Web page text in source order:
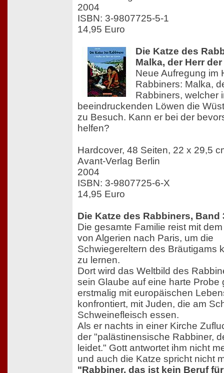
2004
ISBN: 3-9807725-5-1
14,95 Euro
Die Katze des
Malka, der Herr
Neue Aufregung im
Rabbiners: Malka,
Rabbiners, welcher
beeindruckenden Löwen die
zu Besuch. Kann er bei der
helfen?
Hardcover, 48 Seiten, 22 x 29,5
Avant-Verlag Berlin
2004
ISBN: 3-9807725-6-X
14,95 Euro
Die Katze des Rabbiners, Band
Die gesamte Familie reist mit
von Algerien nach Paris, um die
Schwiegereltern des Bräutigams
zu lernen.
Dort wird das Weltbild des
sein Glaube auf eine harte Probe
erstmalig mit europäischen
konfrontiert, mit Juden, die am
Schweinefleisch essen.
Als er nachts in einer Kirche
der "palästinensische Rabbiner,
leidet." Gott antwortet ihm nicht
und auch die Katze spricht nicht
"Rabbiner, das ist kein Beruf